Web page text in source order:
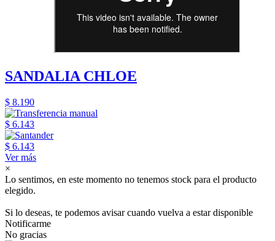
SANDALIA CHLOE
$ 8.190
$ 6.143
$ 6.143
Ver más
×
Lo sentimos, en este momento no tenemos stock para el producto
elegido.
Si lo deseas, te podemos avisar cuando vuelva a estar disponible
Notificarme
No gracias